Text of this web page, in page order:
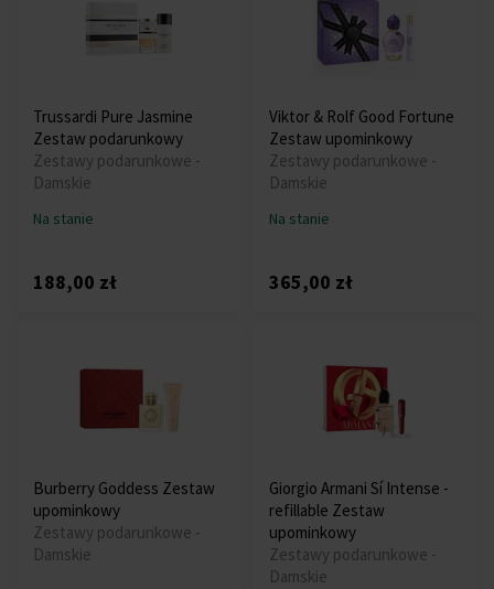
Trussardi Pure Jasmine
Zestaw podarunkowy
Zestawy podarunkowe -
Damskie
Na stanie
188,00 zł
Viktor & Rolf Good Fortune
Zestaw upominkowy
Zestawy podarunkowe -
Damskie
Na stanie
365,00 zł
Burberry Goddess Zestaw
upominkowy
Zestawy podarunkowe -
Damskie
Giorgio Armani Sí Intense -
refillable Zestaw
upominkowy
Zestawy podarunkowe -
Damskie